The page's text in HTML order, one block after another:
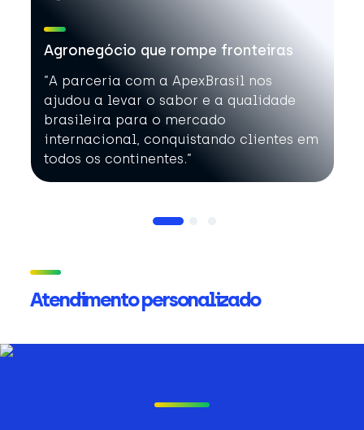
Agronegócio que rompe fronteiras
”A parceria com a ApexBrasil nos
ajudou a levar o sabor e a qualidade
brasileira para o mercado
internacional, conquistando clientes em
todos os continentes.”
Atendimento personalizado